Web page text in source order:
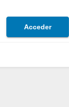
Acceder